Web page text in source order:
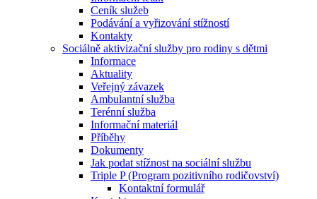
Ceník služeb
Podávání a vyřizování stížností
Kontakty
Sociálně aktivizační služby pro rodiny s dětmi
Informace
Aktuality
Veřejný závazek
Ambulantní služba
Terénní služba
Informační materiál
Příběhy
Dokumenty
Jak podat stížnost na sociální službu
Triple P (Program pozitivního rodičovství)
Kontaktní formulář